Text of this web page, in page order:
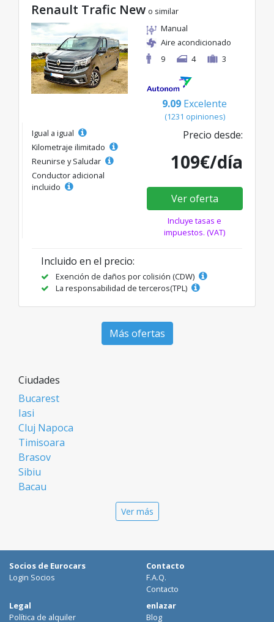
Renault Trafic New o similar
Manual
Aire acondicionado
9
4 3
9.09 Excelente
(1231 opiniones)
Igual a igual
Kilometraje ilimitado
Reunirse y Saludar
Conductor adicional
incluido
Precio desde:
109€/día
Ver oferta
Incluye tasas e
impuestos. (VAT)
Incluido en el precio:
Exención de daños por colisión (CDW)
La responsabilidad de terceros(TPL)
Más ofertas
Ciudades
Bucarest
Iasi
Cluj Napoca
Timisoara
Brasov
Sibiu
Bacau
Galati
Suceava
Focsani
Targoviste
Ver más
Socios de Eurocars
Login Socios
Contacto
F.A.Q.
Contacto
Legal
Política de alquiler
enlazar
Blog